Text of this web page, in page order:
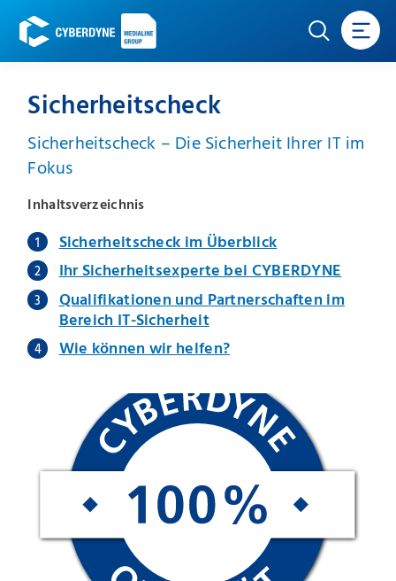
Sicherheitscheck
Sicherheitscheck – Die Sicherheit Ihrer IT im
Fokus
Inhaltsverzeichnis
Sicherheitscheck im Überblick
Ihr Sicherheitsexperte bei CYBERDYNE
Qualifikationen und Partnerschaften im
Bereich IT-Sicherheit
Wie können wir helfen?